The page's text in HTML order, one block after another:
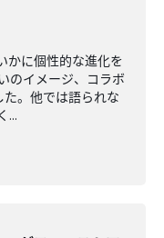
かに個性的な進化を
のイメージ、コラボ
。他では語られな
...